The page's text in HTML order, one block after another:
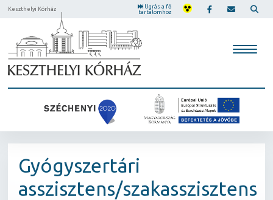
Keszthelyi Kórház
Ugrás a fő
tartalomhoz
Gyógyszertári
asszisztens/szakasszisztens